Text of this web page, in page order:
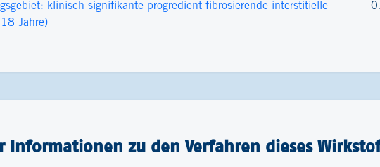
klinisch signifikante progredient fibrosierende interstitielle
Jahre)
Informationen zu den Verfahren dieses